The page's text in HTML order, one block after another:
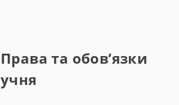
Права та обов’язки
учня